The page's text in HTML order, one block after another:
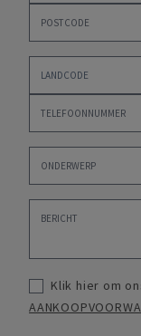
Klik hier om